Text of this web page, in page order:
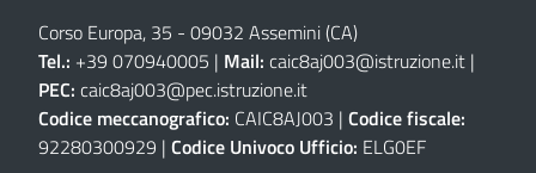
Corso Europa, 35 - 09032 Assemini (CA)
Tel.: +39 070940005 | Mail: caic8aj003@istruzione.it |
PEC: caic8aj003@pec.istruzione.it
Codice meccanografico: CAIC8AJ003 | Codice fiscale:
92280300929 | Codice Univoco Ufficio: ELG0EF